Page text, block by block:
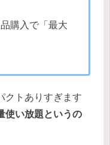
購入で「最大
クトありすぎます
使い放題というの